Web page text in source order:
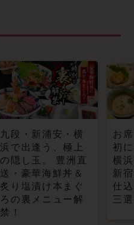
九段・新浦安・横
浜で出逢う、極上
の隠し玉。 豊洲直
送・豪華海鮮丼＆
炙り塩漬け本まぐ
ろの裏メニュー解
禁！
お
初
横
新
仕
三選